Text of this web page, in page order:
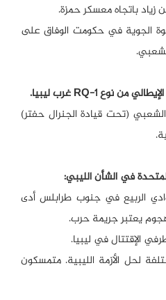
الجوية في حكومت الوفاق على
(تحت قيادة الجنرال حفتر)
الربيع في جنوب طرابلس أدى
يعتبر جريمة حرب.
الإقتتال في ليبيا.
لحل الأزمة الليبية. متمسكون